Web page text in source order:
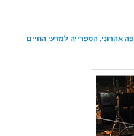
אהרוני, הספרייה למדעי החיים